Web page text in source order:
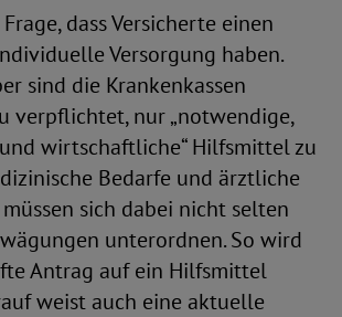
dass Versicherte einen
Versorgung haben.
sind die Krankenkassen
verpflichtet, nur „notwendige,
wirtschaftliche“ Hilfsmittel zu
Bedarfe und ärztliche
sich dabei nicht selten
unterordnen. So wird
Antrag auf ein Hilfsmittel
weist auch eine aktuelle